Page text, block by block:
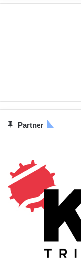
Partner